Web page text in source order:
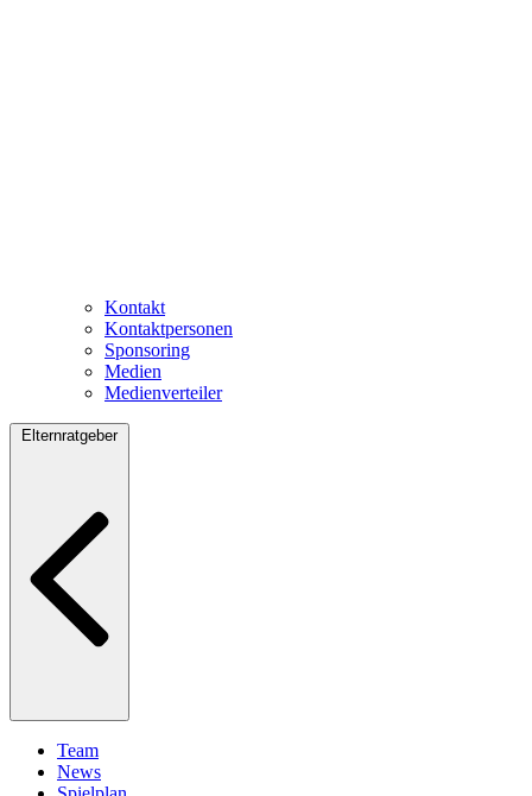
Kontakt
Kontaktpersonen
Sponsoring
Medien
Medienverteiler
Elternratgeber
Team
News